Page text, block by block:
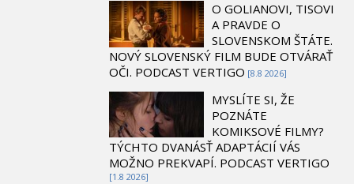
O GOLIANOVI, TISOVI
A PRAVDE O
SLOVENSKOM ŠTÁTE.
NOVÝ SLOVENSKÝ FILM BUDE OTVÁRAŤ
OČI. PODCAST VERTIGO [8.8 2026]
MYSLÍTE SI, ŽE
POZNÁTE
KOMIKSOVÉ FILMY?
TÝCHTO DVANÁSŤ ADAPTÁCIÍ VÁS
MOŽNO PREKVAPÍ. PODCAST VERTIGO
[1.8 2026]